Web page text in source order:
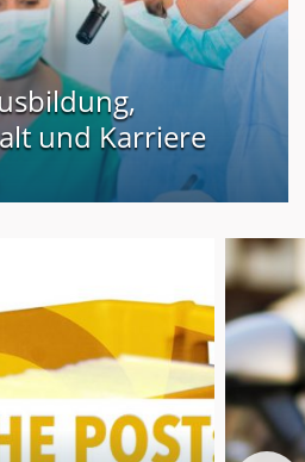
und Karriere